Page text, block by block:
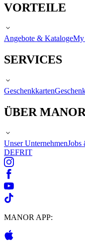
VORTEILE
Angebote & KatalogeMy
SERVICES
Geschenkkarten
ÜBER MANOR
Unser UnternehmenJobs
DEFRIT
MANOR APP: